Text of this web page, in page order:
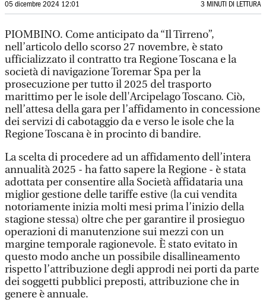
05 dicembre 2024 12:01 3 MINUTI DI LETTURA
PIOMBINO. Come anticipato da “Il Tirreno”,
nell’articolo dello scorso 27 novembre, è stato
ufficializzato il contratto tra Regione Toscana e la
società di navigazione Toremar Spa per la
prosecuzione per tutto il 2025 del trasporto
marittimo per le isole dell'Arcipelago Toscano. Ciò,
nell’attesa della gara per l’affidamento in concessione
dei servizi di cabotaggio da e verso le isole che la
Regione Toscana è in procinto di bandire.
La scelta di procedere ad un affidamento dell’intera
annualità 2025 - ha fatto sapere la Regione - è stata
adottata per consentire alla Società affidataria una
miglior gestione delle tariffe estive (la cui vendita
notoriamente inizia molti mesi prima l’inizio della
stagione stessa) oltre che per garantire il prosieguo
operazioni di manutenzione sui mezzi con un
margine temporale ragionevole. È stato evitato in
questo modo anche un possibile disallineamento
rispetto l’attribuzione degli approdi nei porti da parte
dei soggetti pubblici preposti, attribuzione che in
genere è annuale.